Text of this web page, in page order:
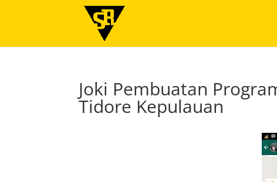
Joki Pembuatan
Tidore Kepulauan